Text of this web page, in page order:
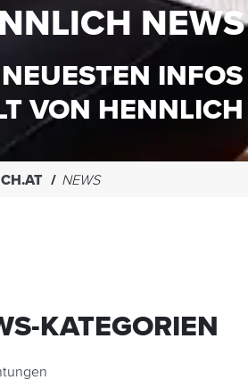
NEWS
VON HENNLICH
NEWS
KATEGORIEN